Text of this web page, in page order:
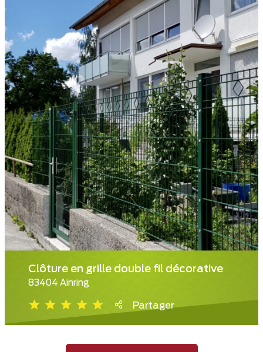
Clôture en grille double fil décorative
83404 Ainring
Partager